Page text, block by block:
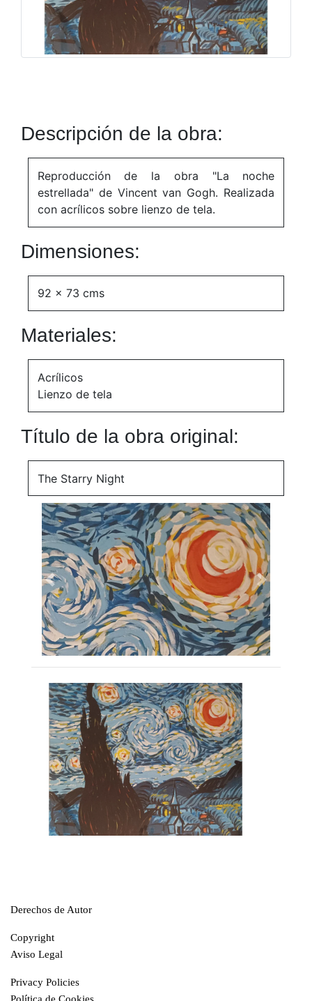
Descripción de la obra:
Reproducción de la obra "La noche
estrellada" de Vincent van Gogh. Realizada
con acrílicos sobre lienzo de tela.
Dimensiones:
92 x 73 cms
Materiales:
Acrílicos
Lienzo de tela
Título de la obra original:
The Starry Night
Derechos de Autor
Copyright
Aviso Legal
Privacy Policies